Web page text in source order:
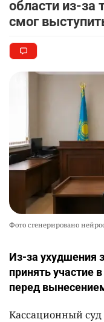
области из-за
смог
Фото сгенерировано
Из-за ухудшения
принять участие
перед
Кассационный